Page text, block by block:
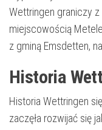
Wettringen graniczy z
miejscowością
z gminą Emsdetten,
Historia
Historia Wettringen
zaczęła rozwijać się